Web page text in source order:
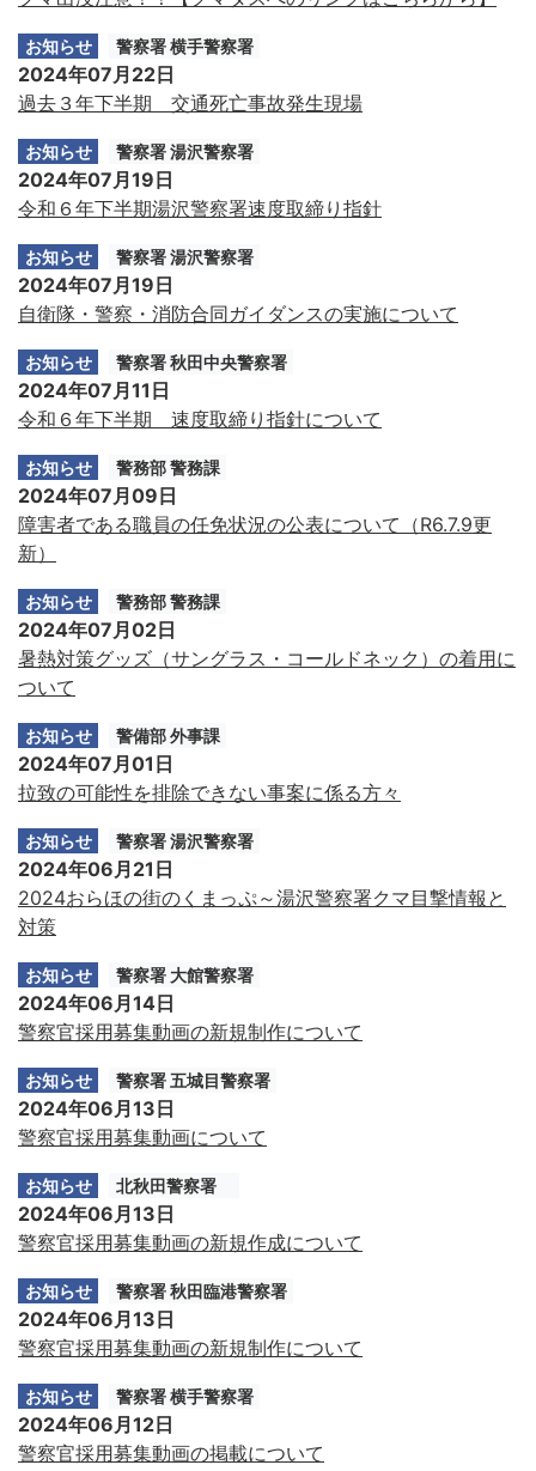
お知らせ 警察署 横手警察署
2024年07月22日
過去３年下半期 交通死亡事故発生現場
お知らせ 警察署 湯沢警察署
2024年07月19日
令和６年下半期湯沢警察署速度取締り指針
お知らせ 警察署 湯沢警察署
2024年07月19日
自衛隊・警察・消防合同ガイダンスの実施について
お知らせ 警察署 秋田中央警察署
2024年07月11日
令和６年下半期 速度取締り指針について
お知らせ 警務部 警務課
2024年07月09日
障害者である職員の任免状況の公表について（R6.7.9更
新）
お知らせ 警務部 警務課
2024年07月02日
暑熱対策グッズ（サングラス・コールドネック）の着用に
ついて
お知らせ 警備部 外事課
2024年07月01日
拉致の可能性を排除できない事案に係る方々
お知らせ 警察署 湯沢警察署
2024年06月21日
2024おらほの街のくまっぷ～湯沢警察署クマ目撃情報と
対策
お知らせ 警察署 大館警察署
2024年06月14日
警察官採用募集動画の新規制作について
お知らせ 警察署 五城目警察署
2024年06月13日
警察官採用募集動画について
お知らせ 北秋田警察署
2024年06月13日
警察官採用募集動画の新規作成について
お知らせ 警察署 秋田臨港警察署
2024年06月13日
警察官採用募集動画の新規制作について
お知らせ 警察署 横手警察署
2024年06月12日
警察官採用募集動画の掲載について